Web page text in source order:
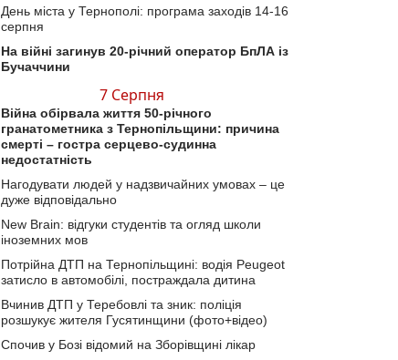
День міста у Тернополі: програма заходів 14-16
серпня
На війні загинув 20-річний оператор БпЛА із
Бучаччини
7 Серпня
Війна обірвала життя 50-річного
гранатометника з Тернопільщини: причина
смерті – гостра серцево-судинна
недостатність
Нагодувати людей у надзвичайних умовах – це
дуже відповідально
New Brain: відгуки студентів та огляд школи
іноземних мов
Потрійна ДТП на Тернопільщині: водія Peugeot
затисло в автомобілі, постраждала дитина
Вчинив ДТП у Теребовлі та зник: поліція
розшукує жителя Гусятинщини (фото+відео)
Спочив у Бозі відомий на Зборівщині лікар